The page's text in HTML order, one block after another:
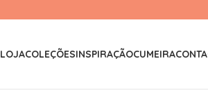
LOJACOLEÇÕESINSPIRAÇÃOCUMEIRA